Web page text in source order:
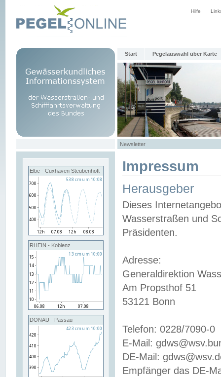
Hilfe
Start Pegelauswahl über Karte
Newsletter
Elbe - Cuxhaven Steubenhöft
RHEIN - Koblenz
DONAU - Passau
Impressum
Herausgeber
Dieses
Wasserstraßen und
Präsidenten.
Adresse:
Generaldirektion
Am Propsthof 51
53121 Bonn
Telefon: 0228/7090-0
E-Mail:
DE-Mail:
Empfänger das DE-